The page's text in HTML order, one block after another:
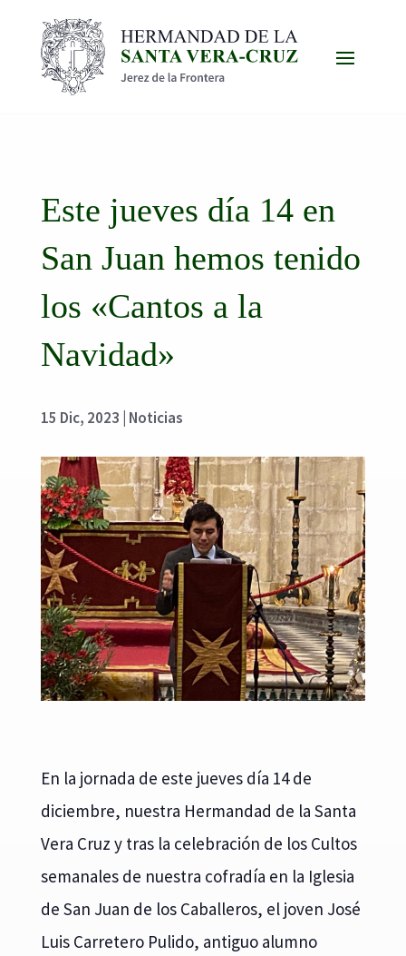
Este jueves día 14 en
San Juan hemos tenido
los «Cantos a la
Navidad»
15 Dic, 2023 Noticias
En la jornada de este jueves día 14 de
diciembre, nuestra Hermandad de la Santa
Vera Cruz y tras la celebración de los Cultos
semanales de nuestra cofradía en la Iglesia
de San Juan de los Caballeros, el joven José
Luis Carretero Pulido, antiguo alumno